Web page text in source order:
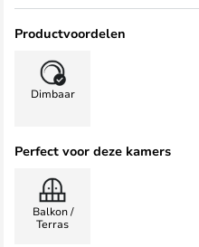
Productvoordelen
Dimbaar
Perfect voor deze kamers
Balkon /
Terras